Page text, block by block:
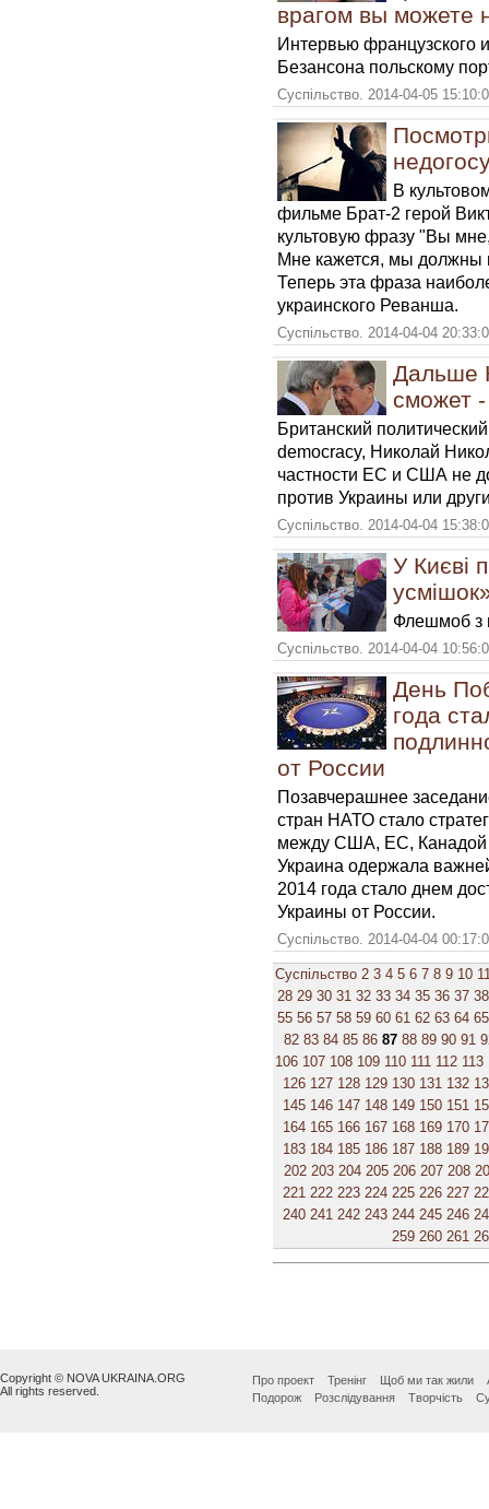
врагом вы можете
Интервью французского
Безансона польскому
Суспільство. 2014-04-05
В
фильме Брат-2 герой
культовую фразу "Вы
Мне кажется, мы должны
Теперь эта фраза
украинского Реванша.
Суспільство. 2014-04-04
Дальше
сможет
Британский
democracy, Николай
частности ЕС и США не
против Украины или
Суспільство. 2014-04-04
У Києві
Флешмоб з
Суспільство. 2014-04-04
День
года
от России
Позавчерашнее
стран НАТО стало
между США, ЕС, Канадой
Украина одержала
2014 года стало днем
Украины от России.
Суспільство. 2014-04-04
Суспільство 2 3 4 5 6 7 8 9 10
28 29 30 31 32 33 34 35 36 37 38
55 56 57 58 59 60 61 62 63 64 65
82 83 84 85 86 87 88 89 90 91
106 107 108 109 110 111 112 113
126 127 128 129 130 131 132
145 146 147 148 149 150 151
164 165 166 167 168 169 170
183 184 185 186 187 188 189
202 203 204 205 206 207 208
221 222 223 224 225 226 227
240 241 242 243 244 245 246
259 260 261
Copyright © NOVA UKRAINA.ORG
All rights reserved.
Про проект Тренінг Щоб ми так жили
Подорож
Розслідування Творчість